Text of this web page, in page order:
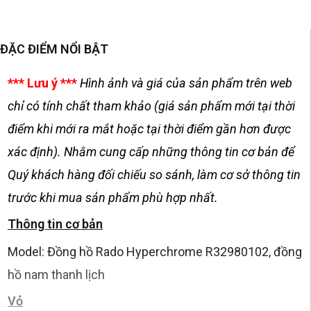
ĐẶC ĐIỂM NỔI BẬT
*** Lưu ý ***Hình ảnh và giá của sản phẩm trên web
chỉ có tính chất tham khảo (giá sản phẩm mới tại thời
điểm khi mới ra mắt hoặc tại thời điểm gần hơn được
xác định). Nhằm cung cấp những thông tin cơ bản để
Quý khách hàng đối chiếu so sánh, làm cơ sở thông tin
trước khi mua sản phẩm phù hợp nhất.
Thông tin cơ bản
Model: Đồng hồ Rado Hyperchrome R32980102, đồng
hồ nam thanh lịch
Vỏ